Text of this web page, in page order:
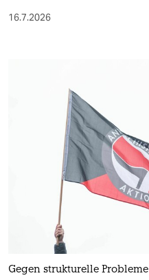
fragen & hilfe
genossenschaft
epaper login
16.7.2026
Gegen strukturelle Probleme